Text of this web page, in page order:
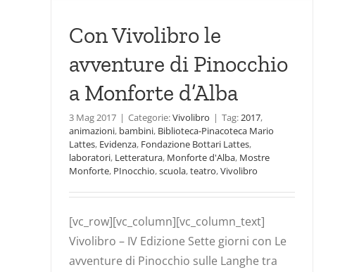
Con Vivolibro le
avventure di Pinocchio
a Monforte d’Alba
3 Mag 2017 | Categorie:Vivolibro | Tag:2017,
animazioni, bambini, Biblioteca-Pinacoteca Mario
Lattes, Evidenza, Fondazione Bottari Lattes,
laboratori, Letteratura, Monforte d'Alba, Mostre
Monforte, PInocchio,scuola,teatro,Vivolibro
[vc_row][vc_column][vc_column_text]
Vivolibro – IV Edizione Sette giorni con Le
avventure di Pinocchio sulle Langhe tra